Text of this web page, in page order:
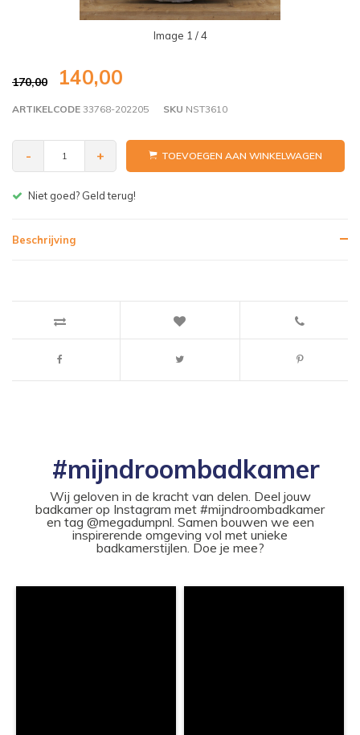
Image 1 / 4
170,00 140,00
ARTIKELCODE 33768-202205 SKU NST3610
- + TOEVOEGEN AAN WINKELWAGEN
Niet goed? Geld terug!
Beschrijving
#mijndroombadkamer
Wij geloven in de kracht van delen. Deel jouw
badkamer op Instagram met #mijndroombadkamer
en tag @megadumpnl. Samen bouwen we een
inspirerende omgeving vol met unieke
badkamerstijlen. Doe je mee?